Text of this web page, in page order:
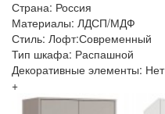
Страна: Россия
Материалы: ЛДСП/МДФ
Стиль: Лофт:Современный
Тип шкафа: Распашной
Декоративные элементы: Нет
+